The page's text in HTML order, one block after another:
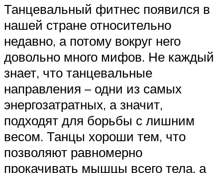
Танцевальный фитнес появился в
нашей стране относительно
недавно, а потому вокруг него
довольно много мифов. Не каждый
знает, что танцевальные
направления – одни из самых
энергозатратных, а значит,
подходят для борьбы с лишним
весом. Танцы хороши тем, что
позволяют равномерно
прокачивать мышцы всего тела, а